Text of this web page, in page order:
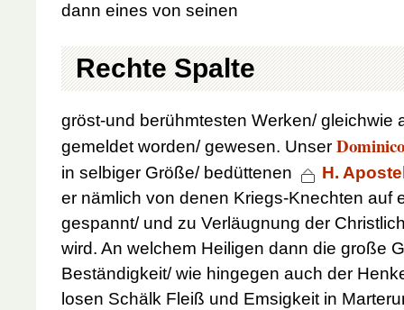
dann eines von seinen
Rechte Spalte
gröst-und berühmtesten Werken/ gleichwie
gemeldet worden/ gewesen. Unser Dominico
in selbiger Größe/ bedüttenen
H.
er nämlich von denen Kriegs-Knechten auf
gespannt/ und zu Verläugnung der
wird. An welchem Heiligen dann die große
Beständigkeit/ wie hingegen auch der
losen Schälk Fleiß und Emsigkeit in